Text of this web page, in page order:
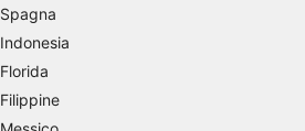
Spagna
Indonesia
Florida
Filippine
Pubblicità